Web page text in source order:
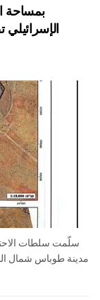
مدينة طوباس شمال